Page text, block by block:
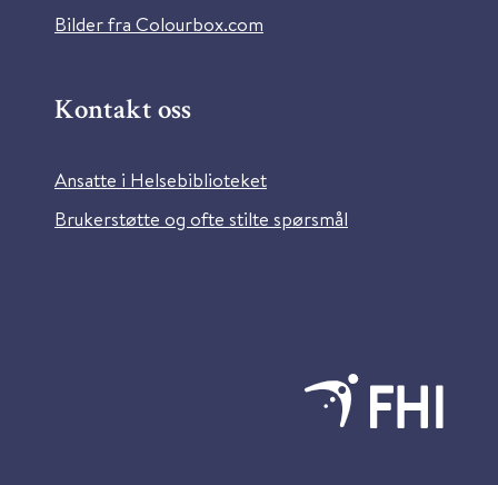
Bilder fra Colourbox.com
Kontakt oss
Ansatte i Helsebiblioteket
Brukerstøtte og ofte stilte spørsmål